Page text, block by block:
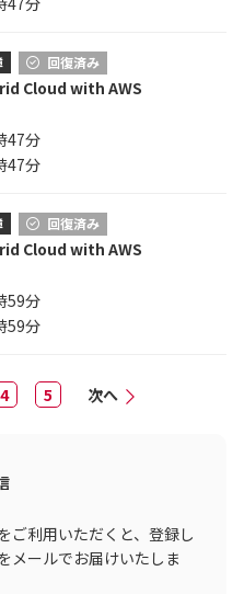
回復済み
Cloud with AWS
47分
47分
回復済み
Cloud with AWS
59分
59分
4 5 次へ
ご利用いただくと、登録し
メールでお届けいたしま